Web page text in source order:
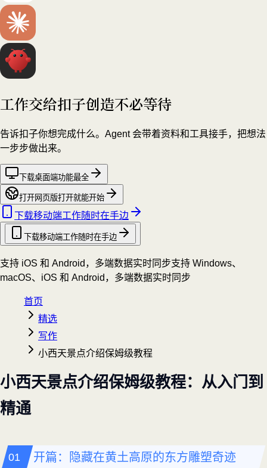
工作交给扣子创造不必等待
告诉扣子你想完成什么。Agent 会带着资料和工具接手，把想法
一步步做出来。
下载桌面端功能最全
打开网页版打开就能开始
下载移动端工作随时在手边
下载移动端工作随时在手边
支持 iOS 和 Android，多端数据实时同步支持 Windows、
macOS、iOS 和 Android，多端数据实时同步
首页
精选
写作
小西天景点介绍保姆级教程
小西天景点介绍保姆级教程：从入门到
精通
开篇：隐藏在黄土高原的东方雕塑奇迹